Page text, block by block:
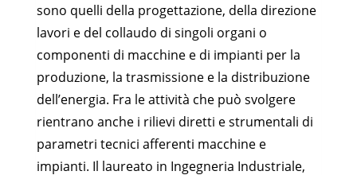
sono quelli della progettazione, della direzione
lavori e del collaudo di singoli organi o
componenti di macchine e di impianti per la
produzione, la trasmissione e la distribuzione
dell’energia. Fra le attività che può svolgere
rientrano anche i rilievi diretti e strumentali di
parametri tecnici afferenti macchine e
impianti. Il laureato in Ingegneria Industriale,